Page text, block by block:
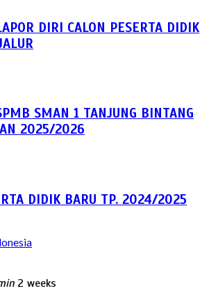
DIRI CALON PESERTA DIDIK
SMAN 1 TANJUNG BINTANG
2025/2026
DIDIK BARU TP. 2024/2025
2 weeks